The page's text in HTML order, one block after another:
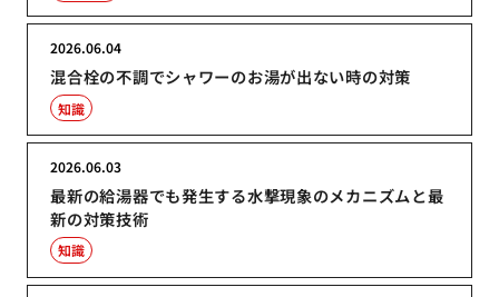
混合栓の不調でシャワーのお湯が出ない時の対策
2026.06.04
知識
最新の給湯器でも発生する水撃現象のメカニズムと最
新の対策技術
2026.06.03
知識